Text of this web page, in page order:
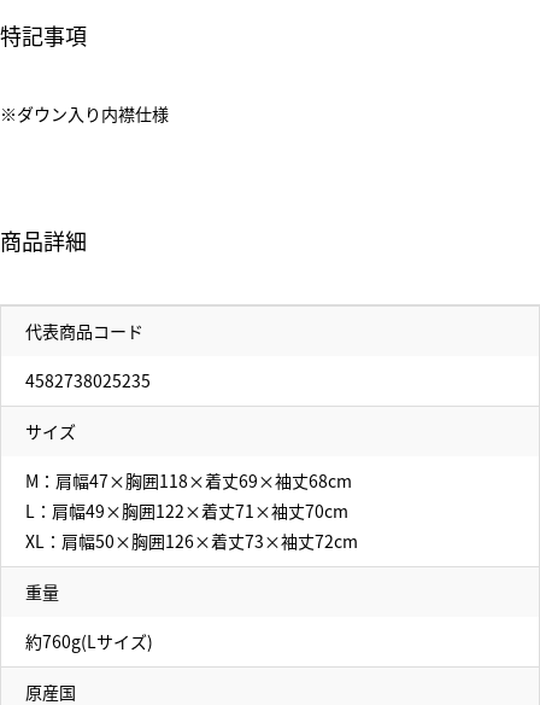
特記事項
※ダウン入り内襟仕様
商品詳細
代表商品コード
4582738025235
サイズ
M：肩幅47×胸囲118×着丈69×袖丈68cm
L：肩幅49×胸囲122×着丈71×袖丈70cm
XL：肩幅50×胸囲126×着丈73×袖丈72cm
重量
約760g(Lサイズ)
原産国